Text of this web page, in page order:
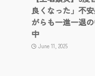
良くなった」不
がらも一進一退
中
June 11, 2025